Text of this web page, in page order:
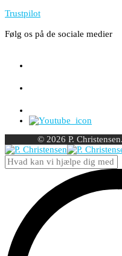
Trustpilot
Følg os på de sociale medier
© 2026 P.